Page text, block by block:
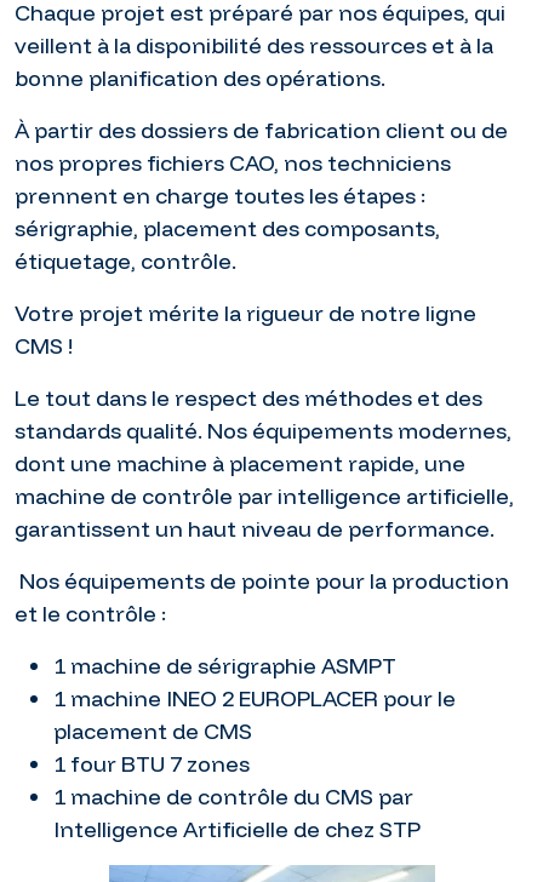
Chaque projet est préparé par nos équipes, qui
veillent à la disponibilité des ressources et à la
bonne planification des opérations.
À partir des dossiers de fabrication client ou de
nos propres fichiers CAO, nos techniciens
prennent en charge toutes les étapes :
sérigraphie, placement des composants,
étiquetage, contrôle.
Votre projet mérite la rigueur de notre ligne
CMS !
Le tout dans le respect des méthodes et des
standards qualité. Nos équipements modernes,
dont une machine à placement rapide, une
machine de contrôle par intelligence artificielle,
garantissent un haut niveau de performance.
Nos équipements de pointe pour la production
et le contrôle :
1 machine de sérigraphie ASMPT
1 machine INEO 2 EUROPLACER pour le
placement de CMS
1 four BTU 7 zones
1 machine de contrôle du CMS par
Intelligence Artificielle de chez STP